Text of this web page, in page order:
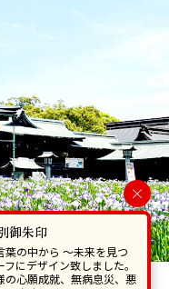
断で転写･複製することを
×
御朱印
葉の中から 〜未来を見つ
にデザイン致しました。
心願成就、無病息災、悪